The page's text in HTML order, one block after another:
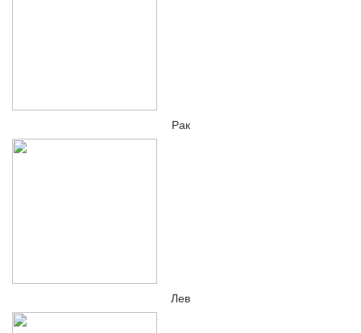
Рак
Лев